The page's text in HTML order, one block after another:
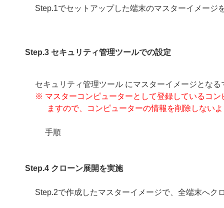
Step.1でセットアップした端末のマスターイメージ
Step.3 セキュリティ管理ツールでの設定
セキュリティ管理ツール にマスターイメージとな
※ マスターコンピューターとして登録しているコ
ますので、コンピューターの情報を削除しない
手順
Step.4 クローン展開を実施
Step.2で作成したマスターイメージで、全端末へク